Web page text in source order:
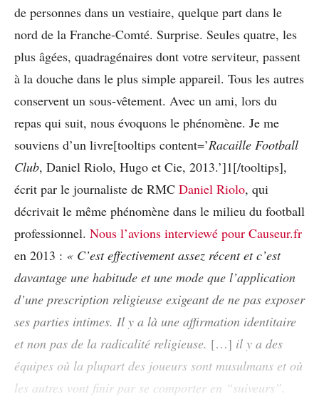
de personnes dans un vestiaire, quelque part dans le
nord de la Franche-Comté. Surprise. Seules quatre, les
plus âgées, quadragénaires dont votre serviteur, passent
à la douche dans le plus simple appareil. Tous les autres
conservent un sous-vêtement. Avec un ami, lors du
repas qui suit, nous évoquons le phénomène. Je me
souviens d’un livre[tooltips content=’Racaille Football
Club, Daniel Riolo, Hugo et Cie, 2013.’]1[/tooltips],
écrit par le journaliste de RMC Daniel Riolo, qui
décrivait le même phénomène dans le milieu du football
professionnel. Nous l’avions interviewé pour Causeur.fr
en 2013 : « C’est effectivement assez récent et c’est
davantage une habitude et une mode que l’application
d’une prescription religieuse exigeant de ne pas exposer
ses parties intimes. Il y a là une affirmation identitaire
et non pas de la radicalité religieuse. […] il y a des
équipes où la plupart des joueurs sont musulmans et où
les autres vont finir par se comporter en “suiveurs”.